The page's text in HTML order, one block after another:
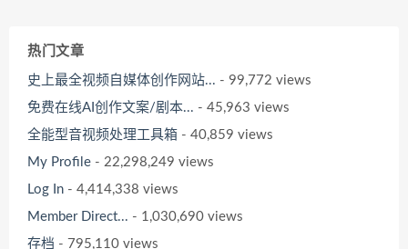
热门文章
史上最全视频自媒体创作网站... - 99,772 views
免费在线AI创作文案/剧本... - 45,963 views
全能型音视频处理工具箱 - 40,859 views
My Profile - 22,298,249 views
Log In - 4,414,338 views
Member Direct... - 1,030,690 views
存档 - 795,110 views